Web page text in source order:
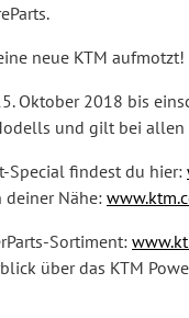
neue KTM
Oktober 2018 bis
und gilt bei
Special findest du hier:
deiner Nähe:
Sortiment:
über das KTM